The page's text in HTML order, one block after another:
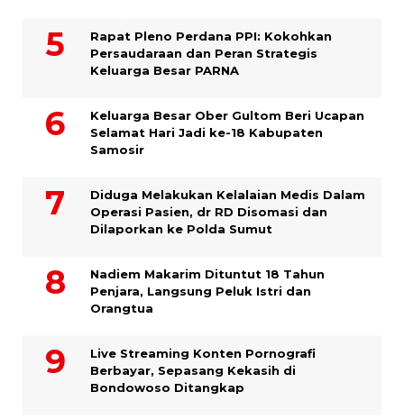
Rapat Pleno Perdana PPI: Kokohkan
Persaudaraan dan Peran Strategis
Keluarga Besar PARNA
Keluarga Besar Ober Gultom Beri Ucapan
Selamat Hari Jadi ke-18 Kabupaten
Samosir
Diduga Melakukan Kelalaian Medis Dalam
Operasi Pasien, dr RD Disomasi dan
Dilaporkan ke Polda Sumut
​Nadiem Makarim Dituntut 18 Tahun
Penjara, Langsung Peluk Istri dan
Orangtua
Live Streaming Konten Pornografi
Berbayar, Sepasang Kekasih di
Bondowoso Ditangkap